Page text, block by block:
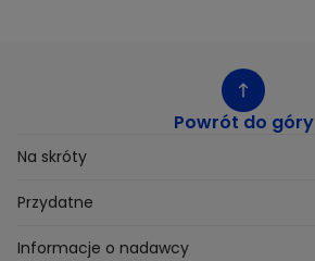
Powrót do góry
Na skróty
Etyka
Supplier Diversity
Przydatne
Biuro Prasowe
Informacje o nadawcy